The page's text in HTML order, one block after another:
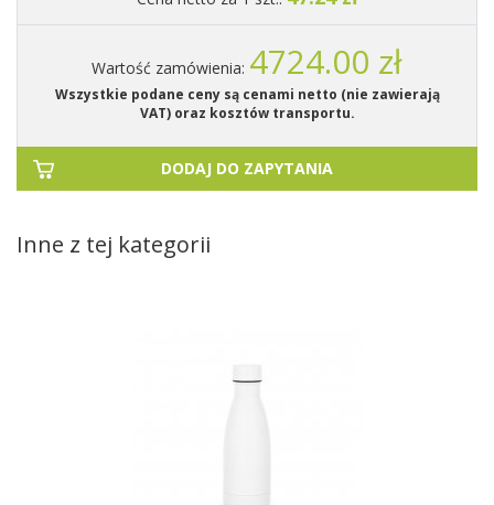
Wartość zamówienia: 4724.00 zł
Wszystkie podane ceny są cenami netto (nie zawierają
VAT) oraz kosztów transportu.
DODAJ DO ZAPYTANIA
Inne z tej kategorii